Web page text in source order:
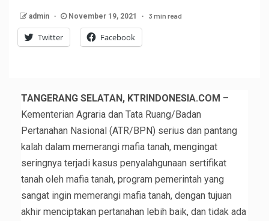
admin November 19, 2021 3 min read
Twitter Facebook
TANGERANG SELATAN, KTRINDONESIA.COM –
Kementerian Agraria dan Tata Ruang/Badan
Pertanahan Nasional (ATR/BPN) serius dan pantang
kalah dalam memerangi mafia tanah, mengingat
seringnya terjadi kasus penyalahgunaan sertifikat
tanah oleh mafia tanah, program pemerintah yang
sangat ingin memerangi mafia tanah, dengan tujuan
akhir menciptakan pertanahan lebih baik, dan tidak ada